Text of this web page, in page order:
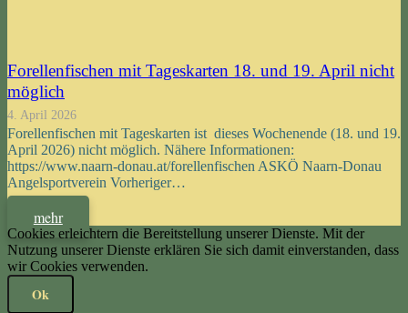
Forellenfischen mit Tageskarten 18. und 19. April nicht
möglich
4. April 2026
Forellenfischen mit Tageskarten ist dieses Wochenende (18. und 19.
April 2026) nicht möglich. Nähere Informationen:
https://www.naarn-donau.at/forellenfischen ASKÖ Naarn-Donau
Angelsportverein Vorheriger…
mehr
Cookies erleichtern die Bereitstellung unserer Dienste. Mit der
Nutzung unserer Dienste erklären Sie sich damit einverstanden, dass
wir Cookies verwenden.
Ok